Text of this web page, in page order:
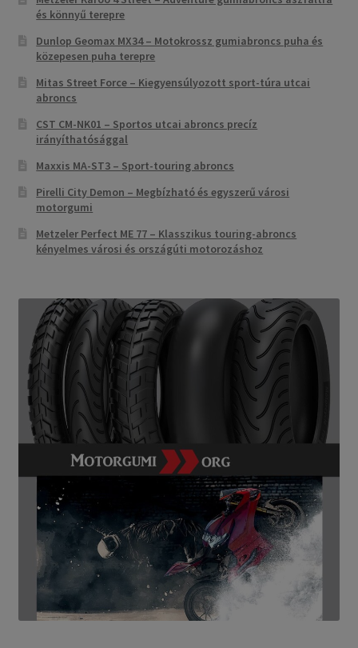
és könnyű terepre
Dunlop Geomax MX34 – Motokrossz gumiabroncs puha és
közepesen puha terepre
Mitas Street Force – Kiegyensúlyozott sport-túra utcai
abroncs
CST CM-NK01 – Sportos utcai abroncs precíz
irányíthatósággal
Maxxis MA-ST3 – Sport-touring abroncs
Pirelli City Demon – Megbízható és egyszerű városi
motorgumi
Metzeler Perfect ME 77 – Klasszikus touring-abroncs
kényelmes városi és országúti motorozáshoz